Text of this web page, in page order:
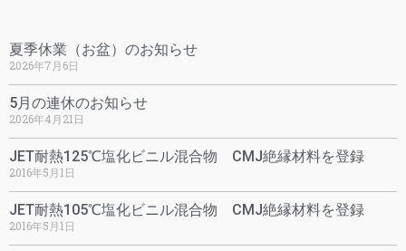
夏季休業（お盆）のお知らせ
2026年7月6日
5月の連休のお知らせ
2026年4月21日
JET耐熱125℃塩化ビニル混合物 CMJ絶縁材料を登録
2016年5月1日
JET耐熱105℃塩化ビニル混合物 CMJ絶縁材料を登録
2016年5月1日